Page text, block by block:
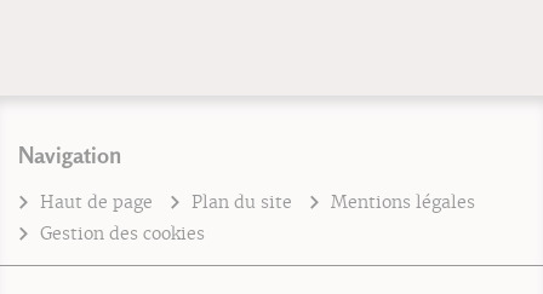
Navigation
Haut de page Plan du site
Mentions légales
Gestion des cookies